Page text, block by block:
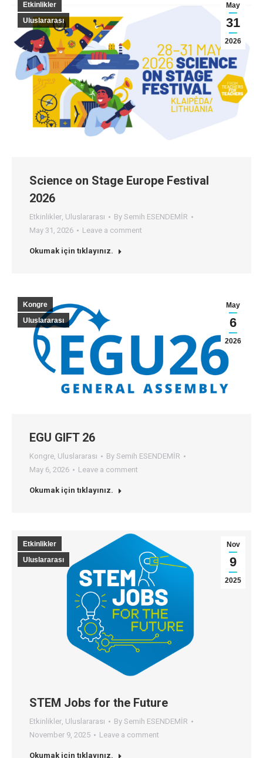
May
31
2026
Etkinlikler
Uluslararası
Science on Stage Europe Festival
2026
Etkinlikler, Uluslararası By Semih ESENDEMİR
May 31, 2026
Leave a comment
Okumak için tıklayınız.
May
6
2026
Kongre
Uluslararası
EGU GIFT 26
Kongre, Uluslararası By Semih ESENDEMİR
May 6, 2026
Leave a comment
Okumak için tıklayınız.
Nov
9
2025
Etkinlikler
Uluslararası
STEM Jobs for the Future
Etkinlikler, Uluslararası By Semih ESENDEMİR
November 9, 2025
Leave a comment
Okumak için tıklayınız.